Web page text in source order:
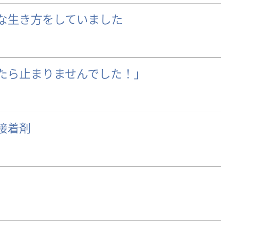
生き方をしていました
ら止まりませんでした！」
着剤